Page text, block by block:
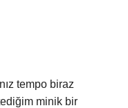
tempo biraz
minik bir